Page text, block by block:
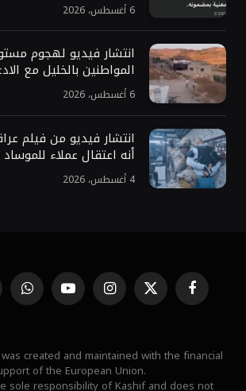
6 أغسطس، 2026
انتشار فيديو لهجوم
المواطنين بالخليل مع
6 أغسطس، 2026
انتشار فيديو من فيلم
أنه اعتقال عملاء
4 أغسطس، 2026
فيسبوك X
(Twitter)
الانستغراميوتيوب
created and maintained with the financial
of the European Union.
sole responsibility of Kashif and does not